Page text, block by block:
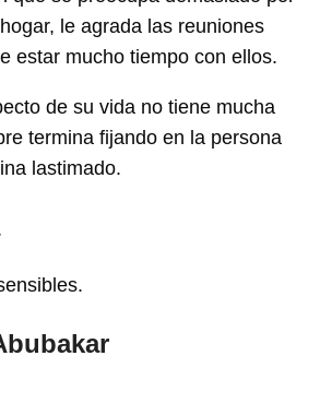
le agrada las reuniones
estar mucho tiempo con ellos.
de su vida no tiene mucha
termina fijando en la persona
lastimado.